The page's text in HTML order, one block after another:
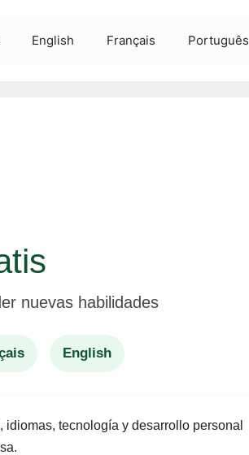
English Français Português
nuevas habilidades
English
tecnología y desarrollo personal